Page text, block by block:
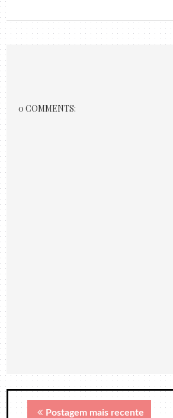
0 COMMENTS:
Postagem mais recente